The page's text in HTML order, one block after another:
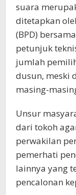
suara
ditetapkan
(BPD)
petunjuk
jumlah
dusun, meski
masing-
Unsur
dari tokoh
perwakilan
pemerhati
lainnya yang
pencalonan